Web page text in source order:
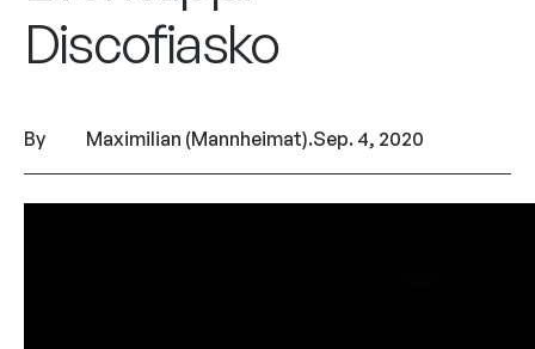
Discofiasko
By Maximilian (Mannheimat).Sep. 4, 2020